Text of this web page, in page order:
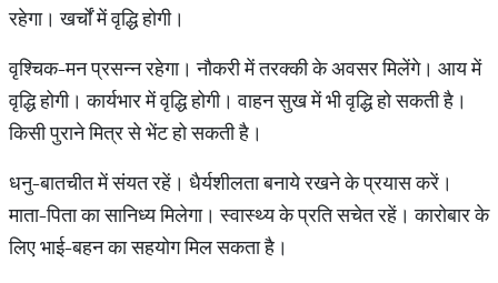
रहेगा। खर्चों में वृद्धि होगी।
वृश्चिक-मन प्रसन्न रहेगा। नौकरी में तरक्की के अवसर मिलेंगे। आय में
वृद्धि होगी। कार्यभार में वृद्धि होगी। वाहन सुख में भी वृद्धि हो सकती है।
किसी पुराने मित्र से भेंट हो सकती है।
धनु-बातचीत में संयत रहें। धैर्यशीलता बनाये रखने के प्रयास करें।
माता-पिता का सानिध्य मिलेगा। स्वास्थ्य के प्रति सचेत रहें। कारोबार के
लिए भाई-बहन का सहयोग मिल सकता है।